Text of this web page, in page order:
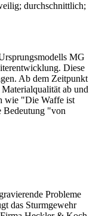
durchschnittlich;
MG
Diese
Ab dem Zeitpunkt
ab und
wie "Die Waffe ist
Bedeutung "von
Probleme
das Sturmgewehr